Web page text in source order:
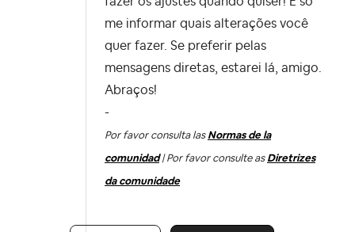
me informar quais alterações você
quer fazer. Se preferir pelas
mensagens diretas, estarei lá, amigo.
Abraços!
-
Por favor consulta las Normas de la
comunidad| Por favor consulte as Diretrizes
da comunidade